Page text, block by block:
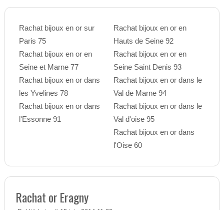
Rachat bijoux en or sur
Paris 75
Rachat bijoux en or en
Seine et Marne 77
Rachat bijoux en or dans
les Yvelines 78
Rachat bijoux en or dans
l'Essonne 91
Rachat bijoux en or en
Hauts de Seine 92
Rachat bijoux en or en
Seine Saint Denis 93
Rachat bijoux en or dans le
Val de Marne 94
Rachat bijoux en or dans le
Val d'oise 95
Rachat bijoux en or dans
l'Oise 60
Rachat or Eragny